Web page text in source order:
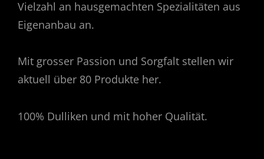
Vielzahl an hausgemachten Spezialitäten aus
Eigenanbau an.
Mit grosser Passion und Sorgfalt stellen wir
aktuell über 80 Produkte her.
100% Dulliken und mit hoher Qualität.